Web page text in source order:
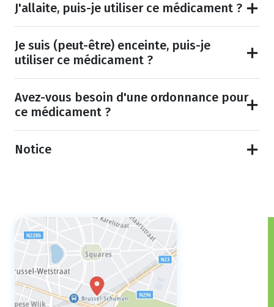
J'allaite, puis-je utiliser ce médicament ?
Je suis (peut-être) enceinte, puis-je
utiliser ce médicament ?
Avez-vous besoin d'une ordonnance pour
ce médicament ?
Notice